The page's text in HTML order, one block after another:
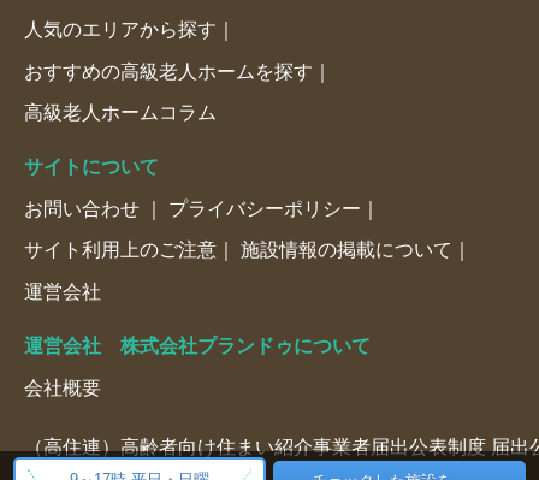
人気のエリアから探す
おすすめの高級老人ホームを探す
高級老人ホームコラム
サイトについて
お問い合わせ プライバシーポリシー
サイト利用上のご注意 施設情報の掲載について
運営会社
運営会社 株式会社プランドゥについて
会社概要
（高住連）高齢者向け住まい紹介事業者届出公表制度 届出